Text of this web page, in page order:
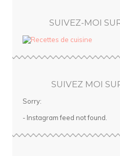
SUIVEZ-MOI
SUIVEZ MOI
Sorry:
- Instagram feed not found.